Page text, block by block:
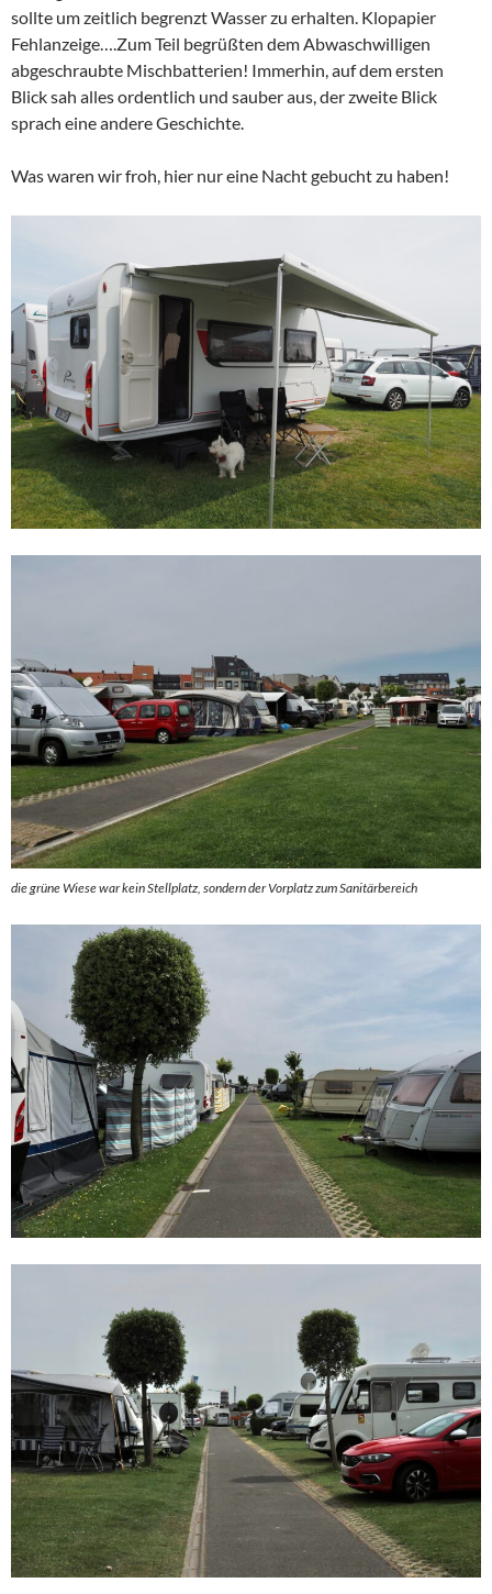
sollte um zeitlich begrenzt Wasser zu erhalten. Klopapier
Fehlanzeige….Zum Teil begrüßten dem Abwaschwilligen
abgeschraubte Mischbatterien! Immerhin, auf dem ersten
Blick sah alles ordentlich und sauber aus, der zweite Blick
sprach eine andere Geschichte.
Was waren wir froh, hier nur eine Nacht gebucht zu haben!
die grüne Wiese war kein Stellplatz, sondern der Vorplatz zum Sanitärbereich